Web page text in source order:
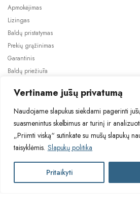
Vertiname jūsų privatumą
Naudojame slapukus siekdami pagerinti
suasmenintus skelbimus ar turinį ir
„Priimti viską“ sutinkate su mūsų slapukų
taisyklėmis. Slapukų politika
Pritaikyti
Apmokėjimas
Lizingas
Baldų pristatymas
Prekių grąžinimas
Garantinis
Baldų priežiūra
2024 © Visos teisės saugomos. Be
Asmens duomenų tvarkymas